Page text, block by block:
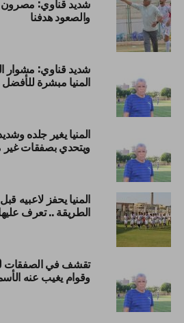
شديد قناوي: مصرون
والصعود هدفنا
شديد قناوي: مشوار
المنيا مبشرة للأفضل
المنيا يغير جلده
ويتحدي بصفقات غير
المنيا يحفز لاعبيه
الطريقة .. تعرف
وقوام يغيب عنه